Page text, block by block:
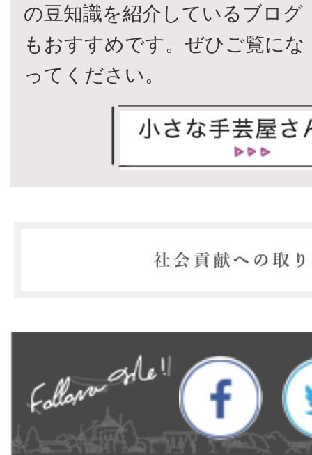
の豆知識を紹介しているブログ
もおすすめです。ぜひご覧にな
ってください。